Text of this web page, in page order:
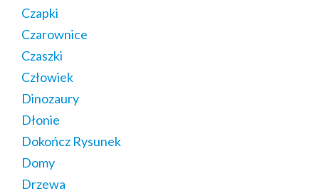
Czapki
Czarownice
Czaszki
Człowiek
Dinozaury
Dłonie
Dokończ Rysunek
Domy
Drzewa